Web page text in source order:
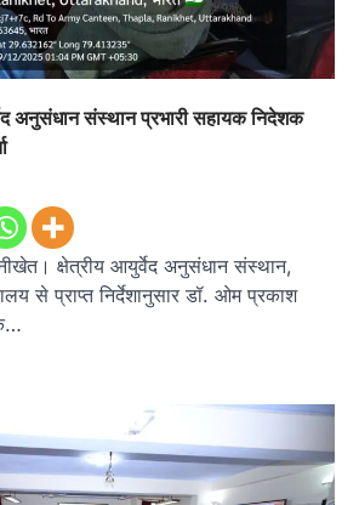
अनुसंधान संस्थान प्रभारी सहायक निदेशक
क्षेत्रीय आयुर्वेद अनुसंधान संस्थान,
से प्राप्त निर्देशानुसार डॉ. ओम प्रकाश